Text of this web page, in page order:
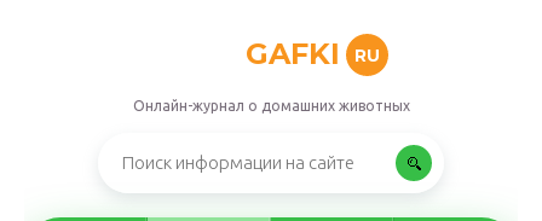
GAFKI RU
Онлайн-журнал о домашних животных